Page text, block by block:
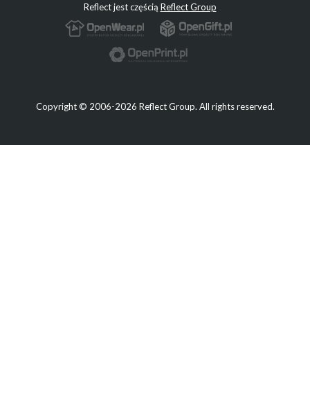
Reflect jest częścią Reflect Group
Copyright © 2006-2026 Reflect Group. All rights reserved.